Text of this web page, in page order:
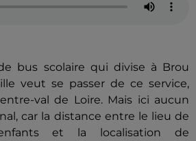
bus scolaire qui divise à Brou
veut se passer de ce service,
val de Loire. Mais ici aucun
car la distance entre le lieu de
et la localisation de